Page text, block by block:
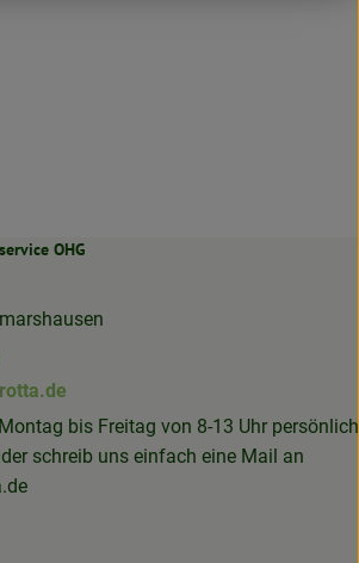
OHG
bis Freitag von 8-13 Uhr persönlich
schreib uns einfach eine Mail an